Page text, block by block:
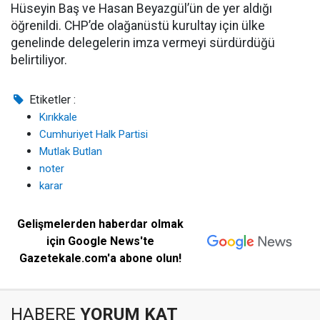
Hüseyin Baş ve Hasan Beyazgül’ün de yer aldığı
öğrenildi. CHP’de olağanüstü kurultay için ülke
genelinde delegelerin imza vermeyi sürdürdüğü
belirtiliyor.
Etiketler :
Kırıkkale
Cumhuriyet Halk Partisi
Mutlak Butlan
noter
karar
Gelişmelerden haberdar olmak
için Google News'te
Gazetekale.com'a abone olun!
HABERE YORUM KAT